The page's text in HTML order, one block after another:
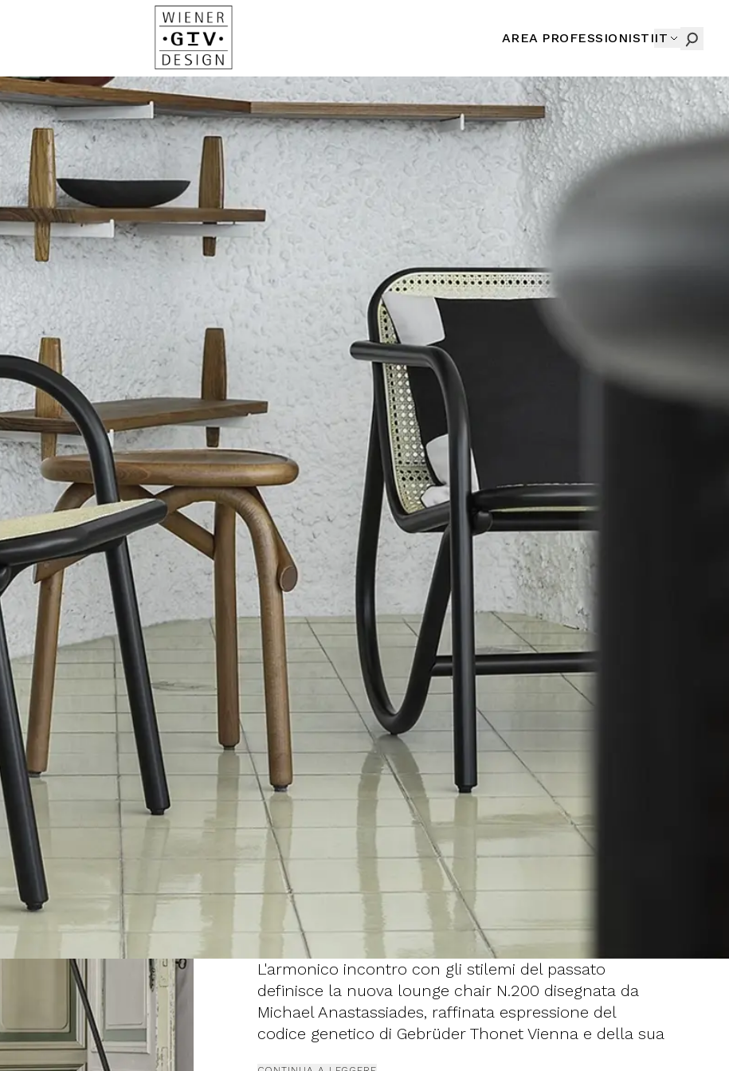
AREA PROFESSIONISTIIT
L'armonico incontro con gli stilemi del passato
definisce la nuova lounge chair N.200 disegnata da
Michael Anastassiades, raffinata espressione del
codice genetico di Gebrüder Thonet Vienna e della sua